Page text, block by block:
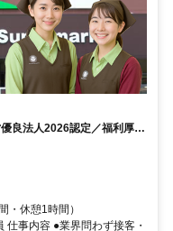
良法人2026認定／福利厚生
・休憩1時間）
仕事内容 ●業界問わず接客・